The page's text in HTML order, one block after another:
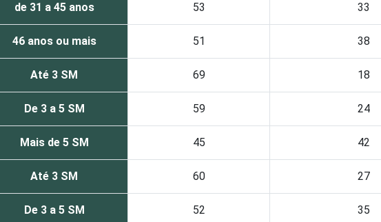
de 31 a 45 anos 53 33
46 anos ou mais 51 38
Até 3 SM 69 18
De 3 a 5 SM 59 24
Mais de 5 SM 45 42
Até 3 SM 60 27
De 3 a 5 SM 52 35